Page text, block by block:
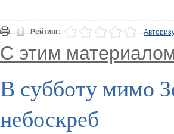
Рейтинг:
С этим
В субботу мимо
небоскреб